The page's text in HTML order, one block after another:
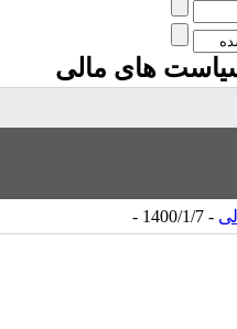
های مالی
- 1400/1/7 -